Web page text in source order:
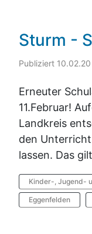
Sturm -
Publiziert 10.02.20
Erneuter
11.Februar!
Landkreis
den
lassen. Das
Kinder-, Jugend-
Eggenfelden